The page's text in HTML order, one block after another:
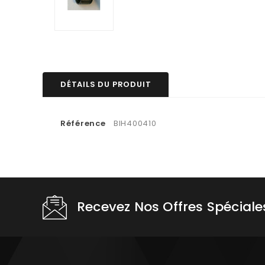
DÉTAILS DU PRODUIT
Référence BIH400410
Recevez Nos Offres